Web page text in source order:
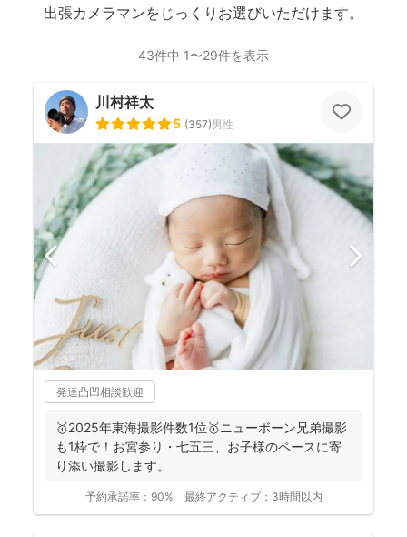
出張カメラマンをじっくりお選びいただけます。
43件中 1〜29件を表示
川村祥太
5 (357)男性
発達凸凹相談歓迎
🥇2025年東海撮影件数1位🥇ニューボーン兄弟撮影
も1枠で！お宮参り・七五三、お子様のペースに寄
り添い撮影します。
予約承諾率： 90% 最終アクティブ： 3時間以内